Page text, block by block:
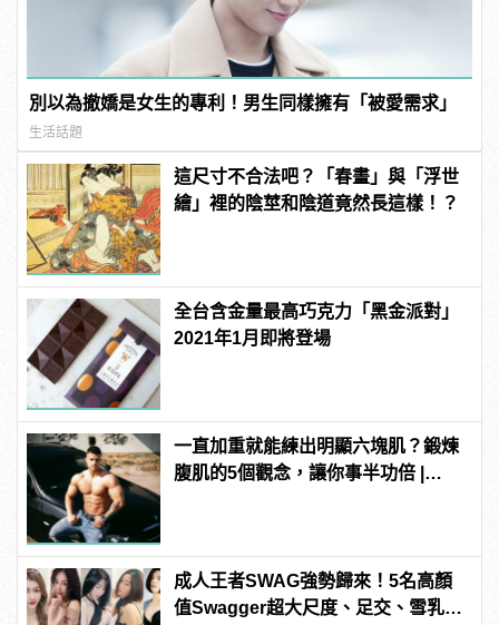
別以為撤嬌是女生的專利！男生同樣擁有「被愛需求」
生活話題
這尺寸不合法吧？「春畫」與「浮世
繪」裡的陰莖和陰道竟然長這樣！？
全台含金量最高巧克力「黑金派對」
2021年1月即將登場
一直加重就能練出明顯六塊肌？鍛煉
腹肌的5個觀念，讓你事半功倍 |
成人王者SWAG強勢歸來！5名高顏
值Swagger超大尺度、足交、雪乳、